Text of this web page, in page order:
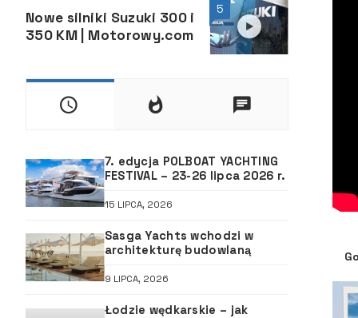
5
Nowe silniki Suzuki 300 i
350 KM | Motorowy.com
7. edycja POLBOAT YACHTING
FESTIVAL – 23-26 lipca 2026 r.
15 LIPCA, 2026
Sasga Yachts wchodzi w
architekturę budowlaną
9 LIPCA, 2026
Łodzie wędkarskie – jak